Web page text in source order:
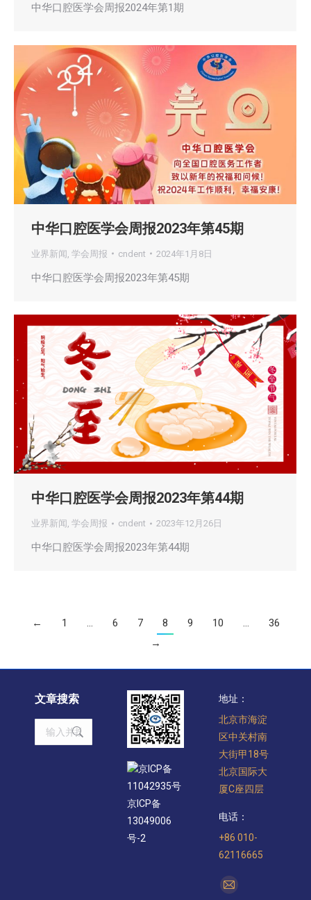
中华口腔医学会周报2024年第1期
中华口腔医学会周报2023年第45期
业界新闻 学会周报 cndent 2024年1月8日
中华口腔医学会周报2023年第45期
中华口腔医学会周报2023年第44期
业界新闻 , 学会周报 cndent 2023年12月26日
中华口腔医学会周报2023年第44期
← 1 … 6 7 8 9 10 …
36
→
文章搜索
Search:
京ICP备
11042935号
京ICP备
13049006
号-2
地址：
北京市海淀
区中关村南
大街甲18号
北京国际大
厦C座四层
电话：
+86 010-
62116665
找到我们：
Mail